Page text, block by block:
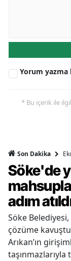
Yorum yazma
* Bu içerik ile
Son Dakika
Söke'de
adım
Söke
çözüme
Arıkan’ın
taşınmazlarıyla